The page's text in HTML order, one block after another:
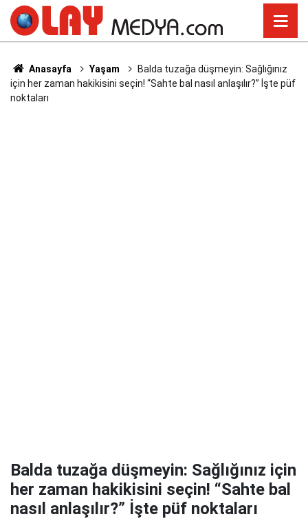
Anasayfa Yaşam
Balda tuzağa düşmeyin: Sağlığınız
için her zaman hakikisini seçin! “Sahte bal nasıl anlaşılır?” İşte püf
noktaları
Balda tuzağa düşmeyin: Sağlığınız için
her zaman hakikisini seçin! “Sahte bal
nasıl anlaşılır?” İşte püf noktaları